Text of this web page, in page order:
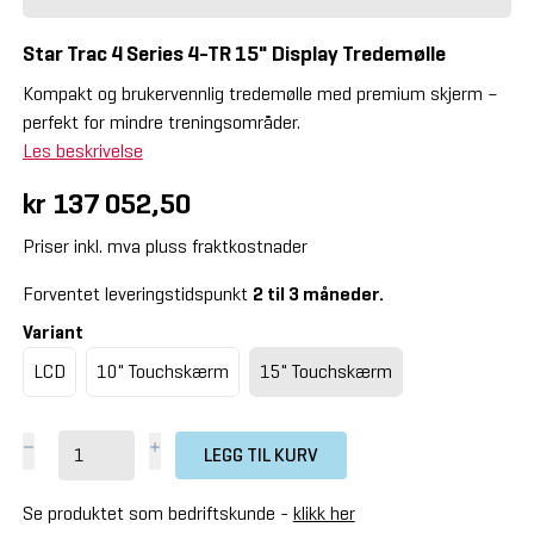
Star Trac 4 Series 4-TR 15" Display Tredemølle
Kompakt og brukervennlig tredemølle med premium skjerm –
perfekt for mindre treningsområder.
Les beskrivelse
kr 137 052,50
Priser inkl. mva pluss fraktkostnader
Forventet leveringstidspunkt 2 til 3 måneder.
Variant
LCD
10" Touchskærm 15" Touchskærm
LEGG TIL KURV
Se produktet som bedriftskunde - klikk her